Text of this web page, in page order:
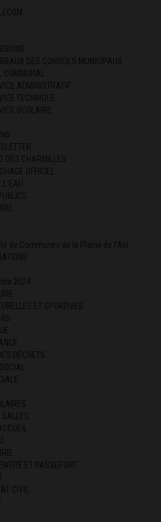
DES CONSEILS MUNICIPAUX
COMMUNAL
ADMINISTRATIF
TECHNIQUE
SCOLAIRE
DES CHARMILLES
OFFICIEL
L’EAU
de Communes de la Plaine de l’Ain
2024
ET SPORTIVES
DÉCHETS
ET PASSEPORT
CIVIL